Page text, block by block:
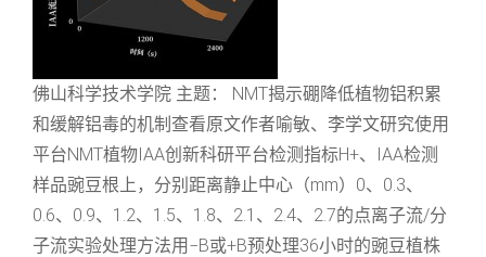
佛山科学技术学院 主题： NMT揭示硼降低植物铝积累
和缓解铝毒的机制查看原文作者喻敏、李学文研究使用
平台NMT植物IAA创新科研平台检测指标H+、IAA检测
样品豌豆根上，分别距离静止中心（mm）0、0.3、
0.6、0.9、1.2、1.5、1.8、2.1、2.4、2.7的点离子流/分
子流实验处理方法用−B或+B预处理36小时的豌豆植株